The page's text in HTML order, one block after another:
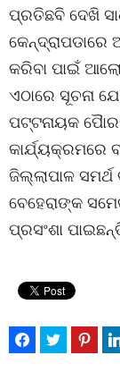
ପ୍ରତିଛବି ଦେଖି
କେନ୍ଦ୍ରାପଡାରେ
କରିବା ପାଇଁ
ଏଠାରେ ସୂଚନା
ପଟ୍ଟନାୟକ
କାର୍ଯ୍ୟକ୍ରମରେ
ଜିଲ୍ଲାପାଳ ସମର୍ଥ
ବେହେରାଙ୍କ
ପ୍ରସଂଶା